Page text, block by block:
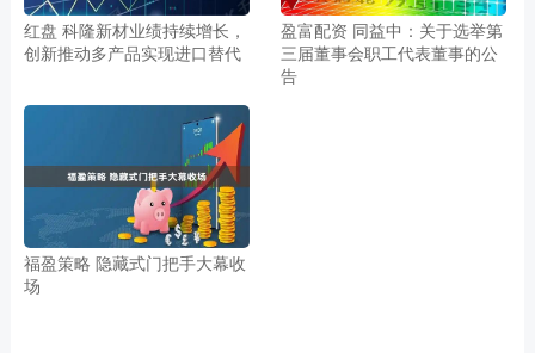
红盘 科隆新材业绩持续增长，
创新推动多产品实现进口替代
盈富配资 同益中：关于选举第
三届董事会职工代表董事的公
告
福盈策略 隐藏式门把手大幕收
场